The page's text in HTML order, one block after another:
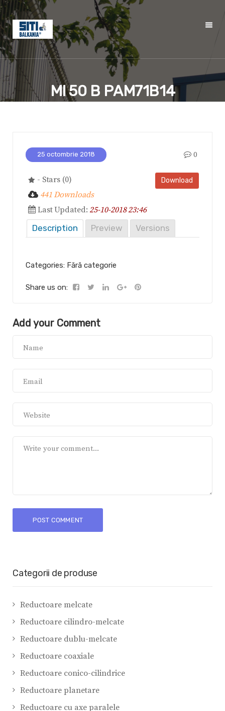
MI 50 B PAM71B14
25 octombrie 2018 0
Download
- Stars (0)
441 Downloads
Last Updated:25-10-2018 23:46
Description
Preview Versions
Categories: Fără categorie
Share us on:
Add your Comment
Categorii de produse
Reductoare melcate
Reductoare cilindro-melcate
Reductoare dublu-melcate
Reductoare coaxiale
Reductoare conico-cilindrice
Reductoare planetare
Reductoare cu axe paralele